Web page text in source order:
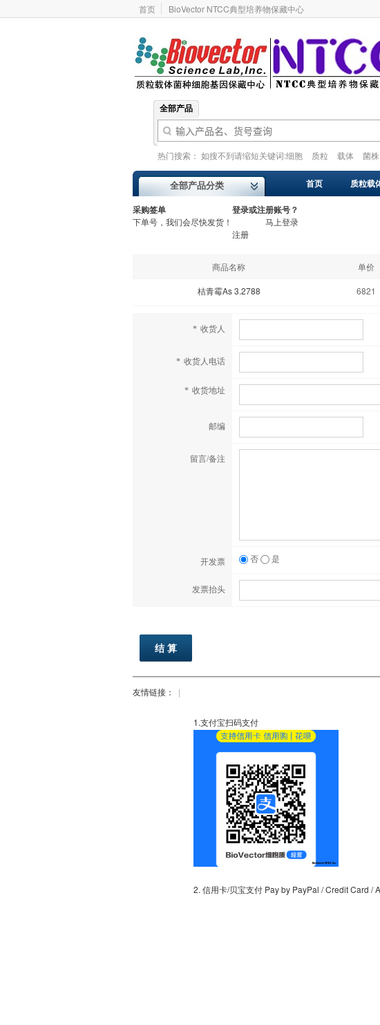
首页 BioVector NTCC典型培养物保藏中心
全部产品
热门搜索： 如搜不到请缩短关键词:细胞 质粒 载体 菌株
全部产品分类 首页 质粒载
采购签单
下单号，我们会尽快发货！
登录或注册账号？
马上登录
注册
商品名称 单价
桔青霉As 3.2788 6821
* 收货人
* 收货人电话
* 收货地址
邮编
留言/备注
开发票 否 是
发票抬头
友情链接： |
1.支付
2. 信用卡/贝宝支付 Pay by PayPal / Credit Card /